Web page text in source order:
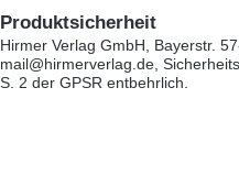
Produktsicherheit
Hirmer Verlag GmbH, Bayerstr.
mail@hirmerverlag.de,
S. 2 der GPSR entbehrlich.